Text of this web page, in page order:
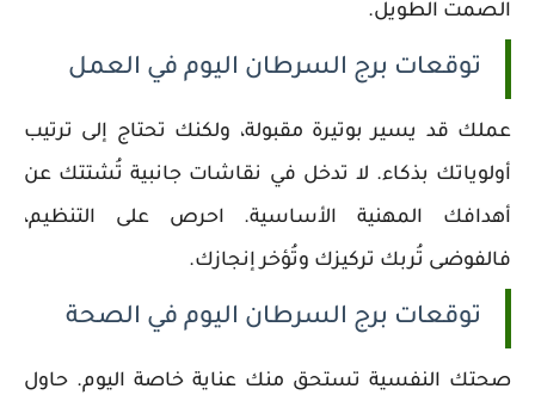
الصمت الطويل.
توقعات برج السرطان اليوم في العمل
عملك قد يسير بوتيرة مقبولة، ولكنك تحتاج إلى ترتيب
أولوياتك بذكاء. لا تدخل في نقاشات جانبية تُشتتك عن
أهدافك المهنية الأساسية. احرص على التنظيم،
فالفوضى تُربك تركيزك وتُؤخر إنجازك.
توقعات برج السرطان اليوم في الصحة
صحتك النفسية تستحق منك عناية خاصة اليوم. حاول